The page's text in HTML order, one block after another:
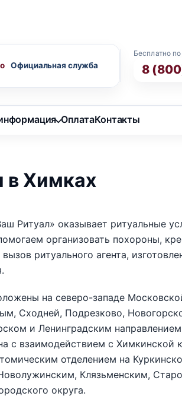
Бесплатно
8
ОплатаКонтакты
в Химках
Ритуал» оказывает ритуальные
организовать похороны,
ритуального агента,
на северо-западе
Сходней, Подрезково,
и Ленинградским
с взаимодействием с Химкинской
отделением на
Клязьменским,
округа.